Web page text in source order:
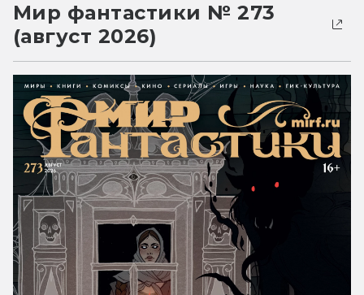
Мир фантастики № 273
(август 2026)